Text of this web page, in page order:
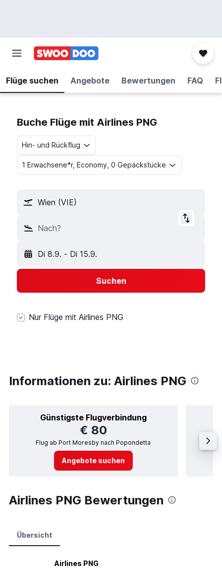
Flüge suchen Angebote Bewertungen FAQ
Buche Flüge mit Airlines PNG
Hin- und Rückflug
1 Erwachsene*r, Economy, 0 Gepäckstücke
Wien (VIE)
Nach?
Di 8.9. - Di 15.9.
Suchen
Nur Flüge mit Airlines PNG
Informationen zu: Airlines PNG
Günstigste Flugverbindung
€ 80
Flug ab Port Moresby nach Popondetta
Angebote suchen
Airlines PNG Bewertungen
Übersicht
Airlines PNG